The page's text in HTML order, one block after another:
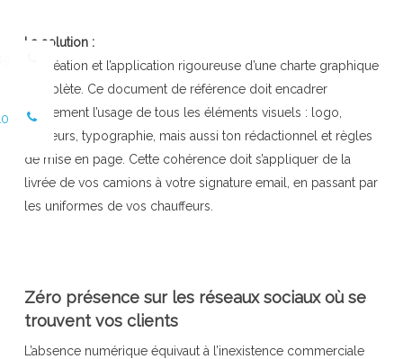
La solution :
La création et l’application rigoureuse d’une charte graphique
complète. Ce document de référence doit encadrer
strictement l’usage de tous les éléments visuels : logo,
couleurs, typographie, mais aussi ton rédactionnel et règles
de mise en page. Cette cohérence doit s’appliquer de la
livrée de vos camions à votre signature email, en passant par
les uniformes de vos chauffeurs.
Zéro présence sur les réseaux sociaux où se
trouvent vos clients
L’absence numérique équivaut à l’inexistence commerciale